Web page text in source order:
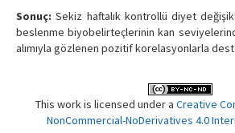
Sonuç: Sekiz haftalık kontrollü diyet
beslenme biyobelirteçlerinin kan
alımıyla gözlenen pozitif korelasyonlarla
This work is licensed under a Creative
NonCommercial-NoDerivatives 4.0